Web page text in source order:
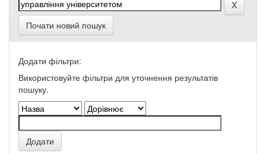
Почати новий пошук
Додати фільтри:
Використовуйте фільтри для уточнення результатів
пошуку.